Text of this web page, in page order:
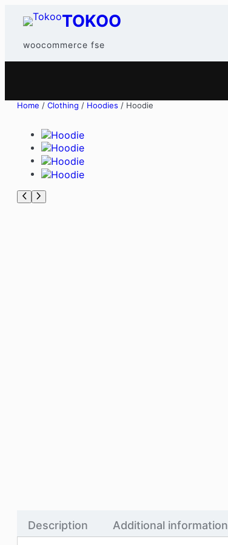
Skip to content
TOKOO
woocommerce fse
Home / Clothing / Hoodies / Hoodie
Description Additional information